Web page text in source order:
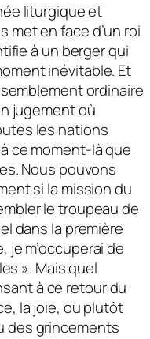
liturgique et
met en face d’un roi
à un berger qui
inévitable. Et
ordinaire
jugement où
les nations
ce moment-là que
Nous pouvons
si la mission du
le troupeau de
dans la première
je m’occuperai de
». Mais quel
à ce retour du
la joie, ou plutôt
des grincements